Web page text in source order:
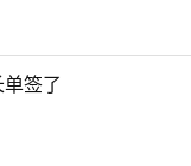
签了